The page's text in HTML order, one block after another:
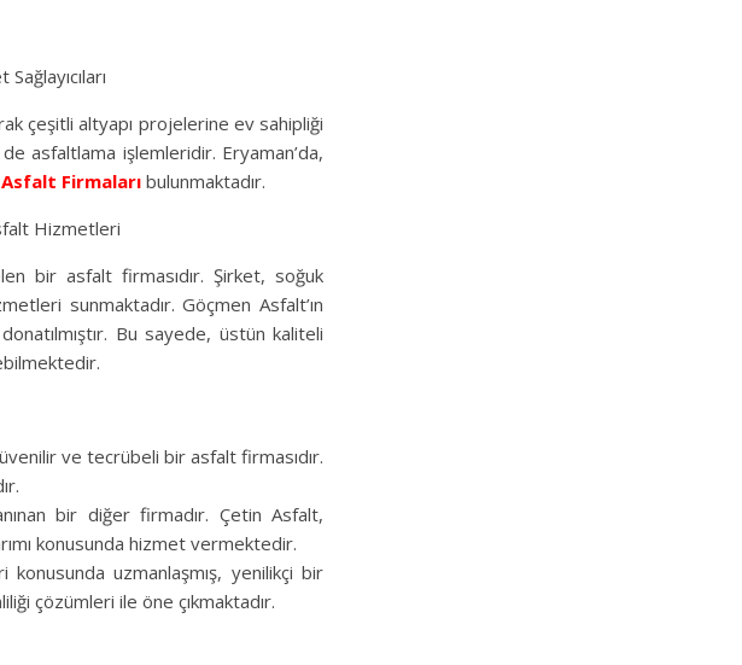
çeşitli altyapı projelerine ev sahipliği
asfaltlama işlemleridir. Eryaman’da,
Asfalt Firmaları bulunmaktadır.
Hizmetleri
bir asfalt firmasıdır. Şirket, soğuk
sunmaktadır. Göçmen Asfalt’ın
Bu sayede, üstün kaliteli
ve tecrübeli bir asfalt firmasıdır.
bir diğer firmadır. Çetin Asfalt,
konusunda hizmet vermektedir.
uzmanlaşmış, yenilikçi bir
çözümleri ile öne çıkmaktadır.